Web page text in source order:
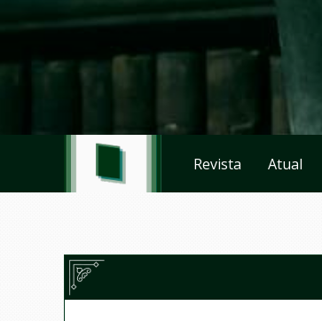
Revista Atual